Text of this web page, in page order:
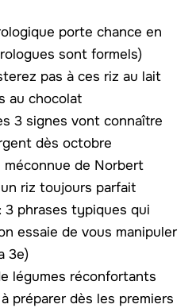
porte chance en
sont formels)
pas à ces riz au lait
au chocolat
3 signes vont connaître
dès octobre
méconnue de Norbert
riz toujours parfait
3 phrases typiques qui
essaie de vous manipuler
3e)
légumes réconfortants
préparer dès les premiers